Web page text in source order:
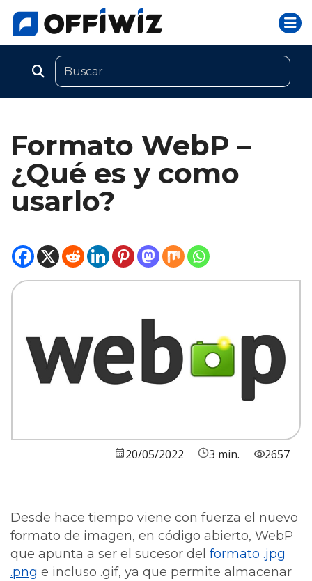
contenido
Formato WebP –
¿Qué es y como
usarlo?
20/05/2022 3 min. 2657
Desde hace tiempo viene con fuerza el nuevo
formato de imagen, en código abierto, WebP
que apunta a ser el sucesor del formato .jpg
.png e incluso .gif, ya que permite almacenar